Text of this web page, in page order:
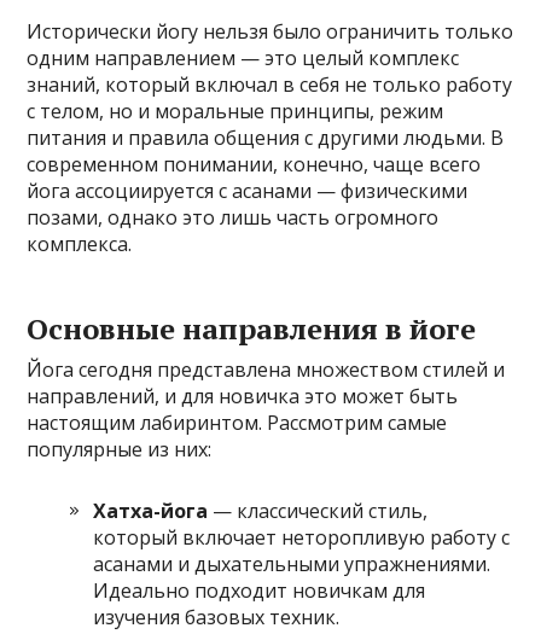
Исторически йогу нельзя было ограничить только
одним направлением — это целый комплекс
знаний, который включал в себя не только работу
с телом, но и моральные принципы, режим
питания и правила общения с другими людьми. В
современном понимании, конечно, чаще всего
йога ассоциируется с асанами — физическими
позами, однако это лишь часть огромного
комплекса.
Основные направления в йоге
Йога сегодня представлена множеством стилей и
направлений, и для новичка это может быть
настоящим лабиринтом. Рассмотрим самые
популярные из них:
Хатха-йога — классический стиль,
который включает неторопливую работу с
асанами и дыхательными упражнениями.
Идеально подходит новичкам для
изучения базовых техник.